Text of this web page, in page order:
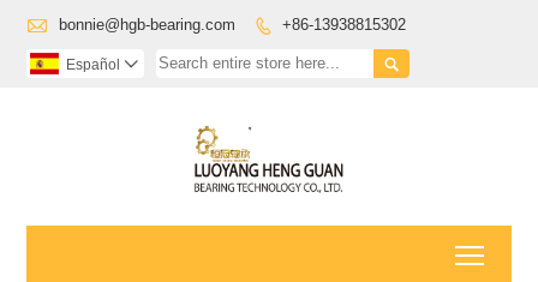
 bonnie@hgb-bearing.com  +86-13938815302

Español 